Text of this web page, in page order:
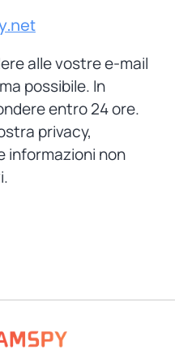
alle vostre e-mail
possibile. In
entro 24 ore.
privacy,
informazioni non